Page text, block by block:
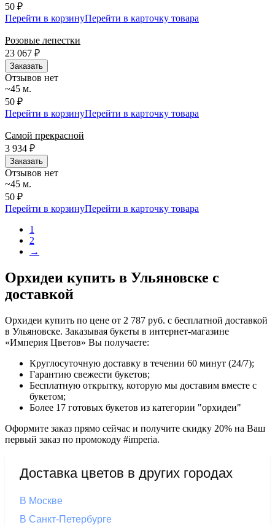
50 ₽
Перейти в корзинуПерейти в карточку товара
Розовые лепестки
23 067 ₽
Заказать
Отзывов нет
~45 м.
50 ₽
Перейти в корзинуПерейти в карточку товара
Самой прекрасной
3 934 ₽
Заказать
Отзывов нет
~45 м.
50 ₽
Перейти в корзинуПерейти в карточку товара
1
2
→
Орхидеи купить в Ульяновске с
доставкой
Орхидеи купить по цене от 2 787 руб. с бесплатной доставкой
в Ульяновске. Заказывая букеты в интернет-магазине
«Империя Цветов» Вы получаете:
Круглосуточную доставку в течении 60 минут (24/7);
Гарантию свежести букетов;
Бесплатную открытку, которую мы доставим вместе с
букетом;
Более 17 готовых букетов из категории "орхидеи"
Оформите заказ прямо сейчас и получите скидку 20% на Ваш
первый заказ по промокоду #imperia.
Доставка цветов в других городах
В Москве
В Санкт-Петербурге